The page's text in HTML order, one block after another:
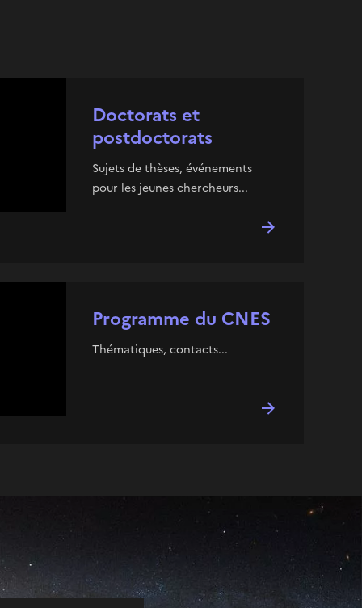
Doctorats et
postdoctorats
Sujets de thèses, événements
pour les jeunes chercheurs...
Programme du CNES
Thématiques, contacts...